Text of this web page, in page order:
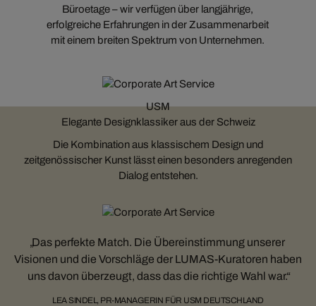
Büroetage – wir verfügen über langjährige,
erfolgreiche Erfahrungen in der Zusammenarbeit
mit einem breiten Spektrum von Unternehmen.
USM
Elegante Designklassiker aus der Schweiz
Die Kombination aus klassischem Design und
zeitgenössischer Kunst lässt einen besonders anregenden
Dialog entstehen.
Das perfekte Match. Die Übereinstimmung unserer
Visionen und die Vorschläge der LUMAS-Kuratoren haben
uns davon überzeugt, dass das die richtige Wahl war.
LEA SINDEL, PR-MANAGERIN FÜR USM DEUTSCHLAND